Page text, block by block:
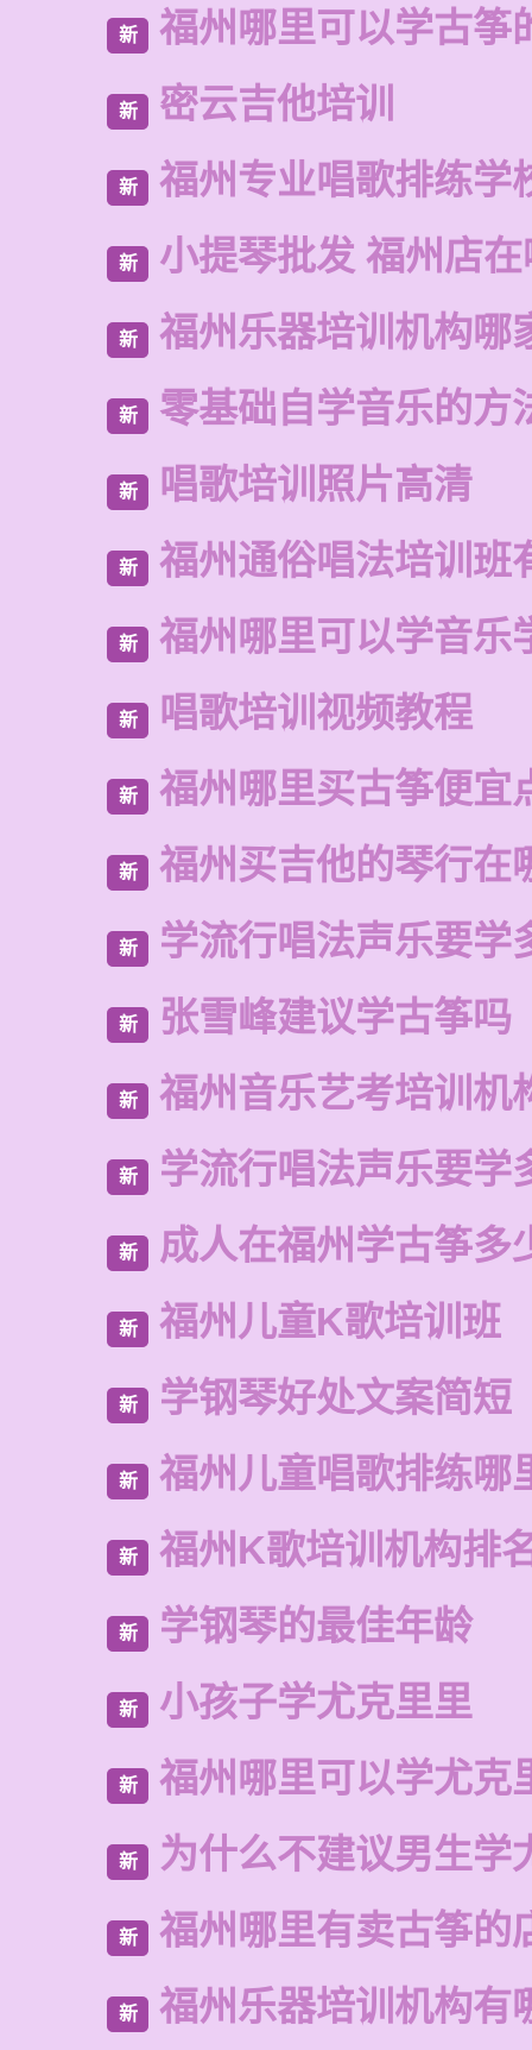
新 福州哪里可以学古筝
新 密云吉他培训
新 福州专业唱歌排练学
新 小提琴批发 福州店
新 福州乐器培训机构哪
新 零基础自学音乐的方
新 唱歌培训照片高清
新 福州通俗唱法培训班
新 福州哪里可以学音乐
新 唱歌培训视频教程
新 福州哪里买古筝便宜
新 福州买吉他的琴行在
新 学流行唱法声乐要学
新 张雪峰建议学古筝吗
新 福州音乐艺考培训机
新 学流行唱法声乐要学
新 成人在福州学古筝多
新 福州儿童K歌培训班
新 学钢琴好处文案简短
新 福州儿童唱歌排练哪
新 福州K歌培训机构排
新 学钢琴的最佳年龄
新 小孩子学尤克里里
新 福州哪里可以学尤克
新 为什么不建议男生学
新 福州哪里有卖古筝的
新 福州乐器培训机构有